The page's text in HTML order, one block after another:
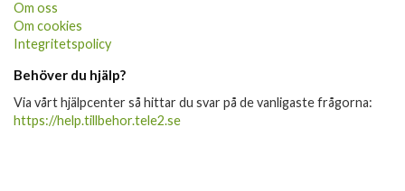
Om oss
Om cookies
Integritetspolicy
Behöver du hjälp?
Via vårt hjälpcenter så hittar du svar på de vanligaste frågorna:
https://help.tillbehor.tele2.se